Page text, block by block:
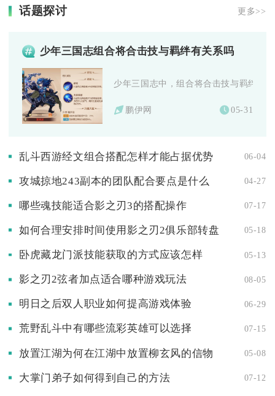
话题探讨 更多>>
少年三国志组合将合击技与羁绊有关系吗
少年三国志中，组合将合击技与羁绊有
鹏伊网 05-31
乱斗西游经文组合搭配怎样才能占据优势 06-04
攻城掠地243副本的团队配合要点是什么 04-27
哪些魂技能适合影之刃3的搭配操作 07-17
如何合理安排时间使用影之刃2俱乐部转盘 05-18
卧虎藏龙门派技能获取的方式应该怎样 05-13
影之刃2弦者加点适合哪种游戏玩法 08-05
明日之后双人职业如何提高游戏体验 06-29
荒野乱斗中有哪些流彩英雄可以选择 07-15
放置江湖为何在江湖中放置柳玄风的信物 05-08
大掌门弟子如何得到自己的方法 07-12